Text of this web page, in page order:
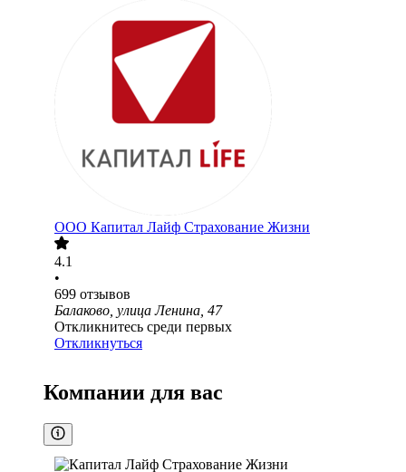
ООО Капитал Лайф Страхование Жизни
4.1
•
699 отзывов
Балаково, улица Ленина, 47
Откликнитесь среди первых
Откликнуться
Компании для вас